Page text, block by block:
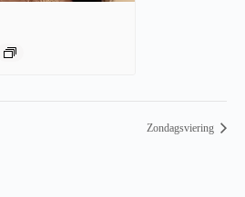
Zondagsviering